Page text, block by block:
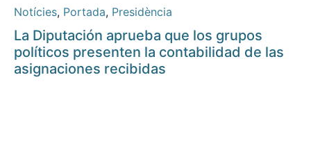
Notícies, Portada, Presidència
La Diputación aprueba que los grupos
políticos presenten la contabilidad de las
asignaciones recibidas